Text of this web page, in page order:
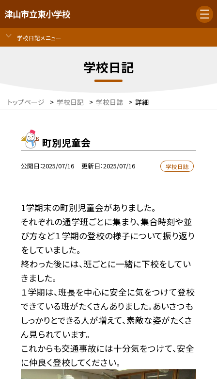
津山市立東小学校
学校日記メニュー
学校日記
トップページ > 学校日記 > 学校日誌 > 詳細
町別児童会
公開日 2025/07/16 更新日 2025/07/16 学校日誌
1学期末の町別児童会がありました。
それぞれの通学班ごとに集まり、集合時刻や並
び方など１学期の登校の様子について振り返り
をしていました。
終わった後には、班ごとに一緒に下校をしてい
きました。
１学期は、班長を中心に安全に気をつけて登校
できている班がたくさんありました。あいさつも
しっかりとできる人が増えて、素敵な姿がたくさ
ん見られています。
これからも交通事故には十分気をつけて、安全
に仲良く登校してください。